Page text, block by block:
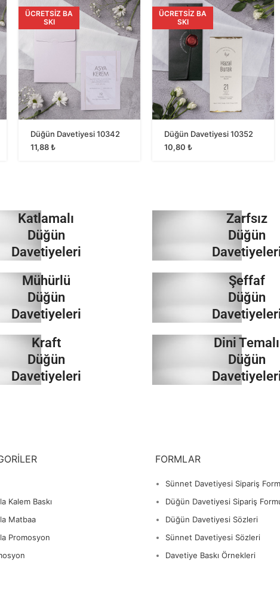
ÜCRETSIZ BA
SKI
Düğün Davetiyesi 10342
11,88₺
ÜCRETSIZ BA
SKI
Düğün Davetiyesi 10352
10,80 ₺
Katlamalı
Düğün
Davetiyeleri
İncele
Mühürlü
Düğün
Davetiyeleri
İncele
Kraft
Düğün
Davetiyeleri
Zarfsız
Düğün
İncele
Şeffaf
Düğün
İncele
Dini Temalı
Düğün
Kalem Baskı
Matbaa
Promosyon
FORMLAR
Sünnet Davetiyesi Sipariş
Düğün Davetiyesi Sipariş
Düğün Davetiyesi Sözleri
Sünnet Davetiyesi Sözleri
Davetiye Baskı Örnekleri